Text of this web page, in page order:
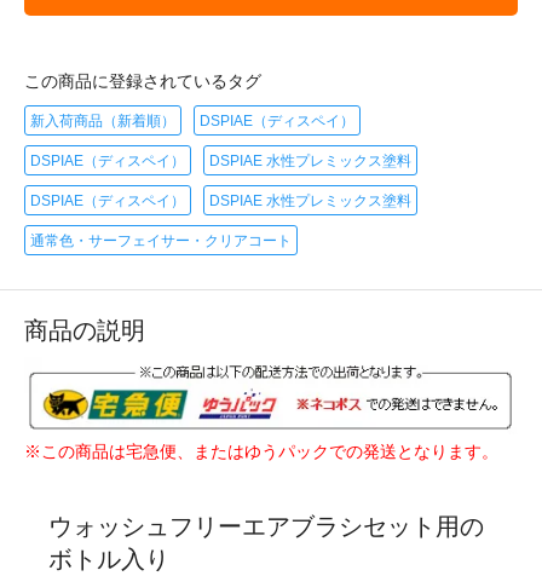
この商品に登録されているタグ
新入荷商品（新着順） DSPIAE（ディスペイ）
DSPIAE（ディスペイ） DSPIAE 水性プレミックス塗料
DSPIAE（ディスペイ） DSPIAE 水性プレミックス塗料
通常色・サーフェイサー・クリアコート
商品の説明
※この商品は宅急便、またはゆうパックでの発送となります。
ウォッシュフリーエアブラシセット用の
ボトル入り